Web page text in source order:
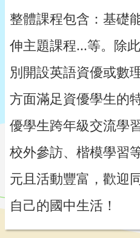
整體課程包含：基礎
伸主題課程...等。除
別開設英語資優或數
方面滿足資優學生的
優學生跨年級交流學
校外參訪、楷模學習
元且活動豐富，歡迎
自己的國中生活！